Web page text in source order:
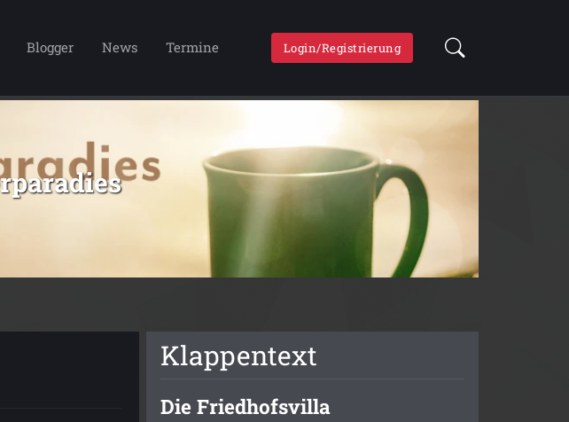
Blogger News Termine Login/Registrierung
Klappentext
Die Friedhofsvilla